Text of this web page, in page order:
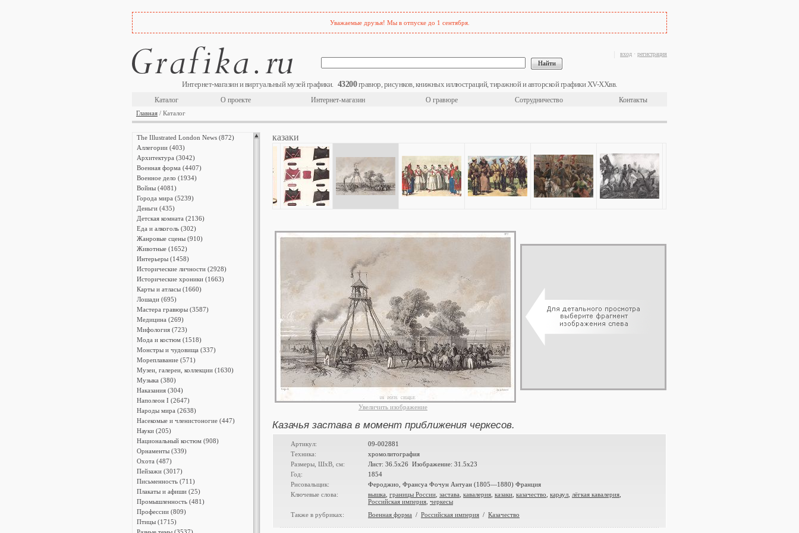
Уважаемые друзья! Мы в отпуске до 1 сентября.
вход · регистрация
Интернет-магазин и виртуальный музей графики. 43200гравюр, рисунков, книжных иллюстраций, тиражной и авторской графики XV-XXвв.
Каталог О проекте Интернет-магазин О гравюре Сотрудничество Контакты
Главная / Каталог
The Illustrated London News (872)
Аллегории (403)
Архитектура (3042)
Военная форма (4407)
Военное дело (1934)
Войны (4081)
Города мира (5239)
Деньги (435)
Детская комната (2136)
Еда и алкоголь (302)
Жанровые сцены (910)
Животные (1652)
Интерьеры (1458)
Исторические личности (2928)
Исторические хроники (1663)
Карты и атласы (1660)
Лошади (695)
Мастера гравюры (3587)
Медицина (269)
Мифология (723)
Мода и костюм (1518)
Монстры и чудовища (337)
Мореплавание (571)
Музеи, галереи, коллекции (1630)
Музыка (380)
Наказания (304)
Наполеон I (2647)
Народы мира (2638)
Насекомые и членистоногие (447)
Науки (205)
Национальный костюм (908)
Орнаменты (339)
Охота (487)
Пейзажи (3017)
Письменность (711)
Плакаты и афиши (25)
Промышленность (481)
Профессии (809)
Птицы (1715)
казаки
Увеличить изображение
Казачья застава в момент приближения черкесов.
Артикул:
09-002881
Техника:
хромолитография
Размеры, ШxВ, см:
Лист: 36.5x26 Изображение: 31.5x23
Год:
1854
Рисовальщик:
Фероджио, Франсуа Фочун Антуан (1805—1880) Франция
Ключевые слова:
вышка границы России застава кавалерия казаки казачество караул лёгкая кавалерия
Российская империя черкесы
Также в рубриках:
Военная форма / Российская империя / Казачество